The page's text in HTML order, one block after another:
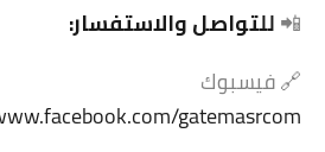
📲للتواصل والاستفسار:
🔗 فيسبوك
gatemasrcom